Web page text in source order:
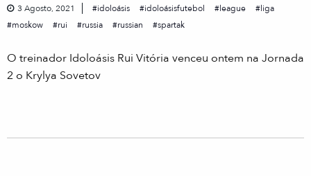
3 Agosto, 2021 idoloásis idoloásisfutebol league
liga
moskow
rui russia russian spartak
O treinador Idoloásis Rui Vitória venceu ontem na Jornada
2 o Krylya Sovetov